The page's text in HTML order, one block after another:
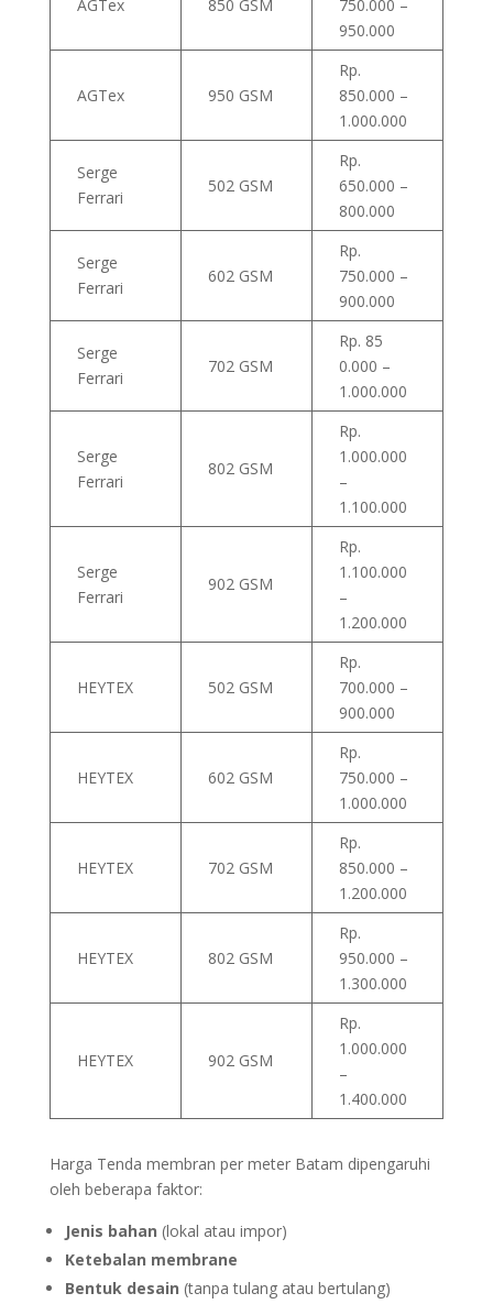
AGTex 850 GSM
750.000 –
950.000
AGTex 950 GSM
Rp.
850.000 –
1.000.000
Serge
Ferrari
502 GSM
Rp.
650.000 –
800.000
Serge
Ferrari
602 GSM
Rp.
750.000 –
900.000
Serge
Ferrari
702 GSM
Rp. 85
0.000 –
1.000.000
Serge
Ferrari
802 GSM
Rp.
1.000.000
–
1.100.000
Serge
Ferrari
902 GSM
Rp.
1.100.000
–
1.200.000
HEYTEX 502 GSM
Rp.
700.000 –
900.000
HEYTEX 602 GSM
Rp.
750.000 –
1.000.000
HEYTEX 702 GSM
Rp.
850.000 –
1.200.000
HEYTEX 802 GSM
Rp.
950.000 –
1.300.000
HEYTEX 902 GSM
Rp.
1.000.000
–
1.400.000
Harga Tenda membran per meter Batam dipengaruhi
oleh beberapa faktor:
Jenis bahan (lokal atau impor)
Ketebalan membrane
Bentuk desain (tanpa tulang atau bertulang)